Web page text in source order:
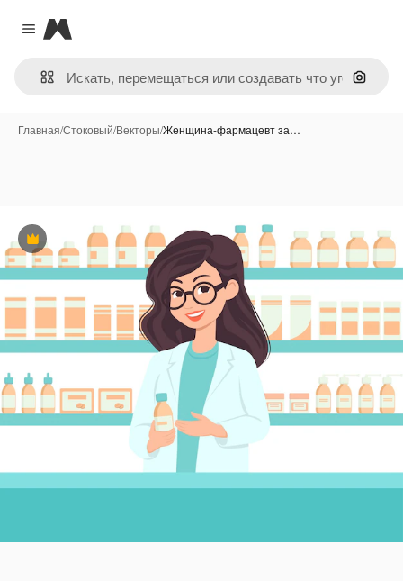
Close menu
Magnific
Поиск
Главная/Стоковый/Векторы/Женщина-фармацевт за…
Премиум